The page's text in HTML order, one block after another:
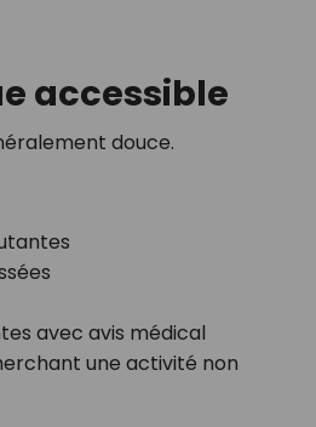
accessible
douce.
avec avis médical
une activité non